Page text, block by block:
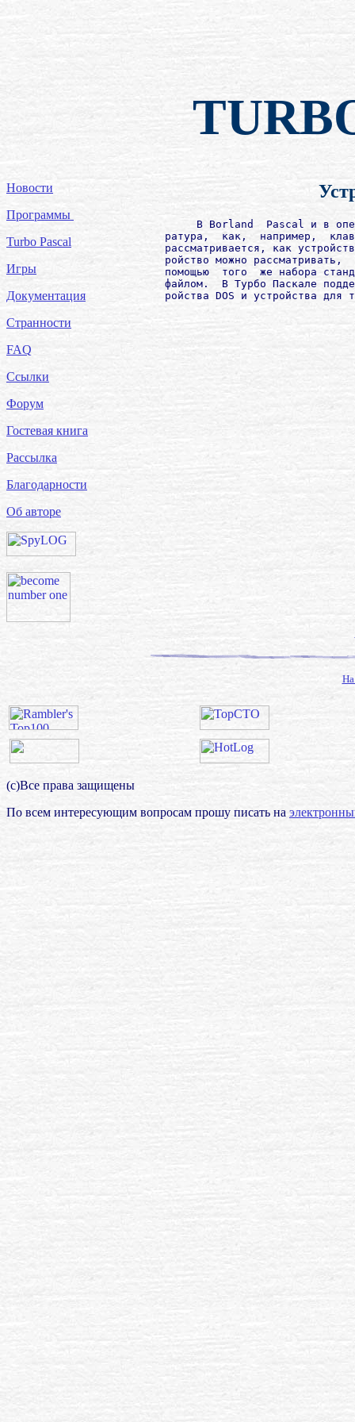
Новости
Программы
Turbo Pascal
Игры
Документация
Странности
FAQ
Ссылки
Форум
Гостевая книга
Рассылка
Благодарности
Об авторе
В Borland  Pascal и в
ратура,  как,  например,
рассматривается, как
ройство можно рассматривать,
помощью  того  же набора
файлом.  В Турбо Паскале
ройства DOS и устройства для
(с)Все права защищены
По всем интересующим вопросам прошу писать на